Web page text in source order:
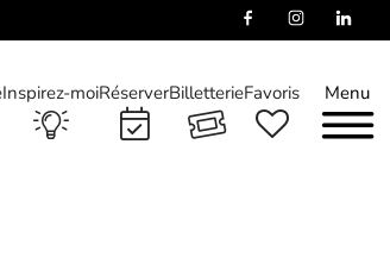
Menu
Inspirez-moiRéserverBilletterieFavoris